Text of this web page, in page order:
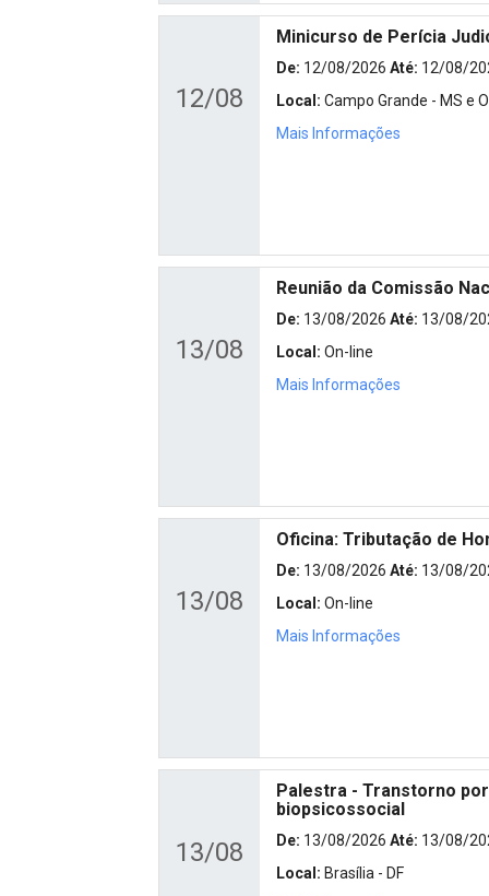
12/08
Minicurso de Perícia
De: 12/08/2026 Até: 12/08/
Local: Campo Grande - MS e
Mais Informações
13/08
Reunião da Comissão
De: 13/08/2026 Até: 13/08/
Local: On-line
Mais Informações
13/08
Oficina: Tributação de
De: 13/08/2026 Até: 13/08/
Local: On-line
Mais Informações
13/08
Palestra - Transtorno
biopsicossocial
De: 13/08/2026 Até: 13/08/
Local: Brasília - DF